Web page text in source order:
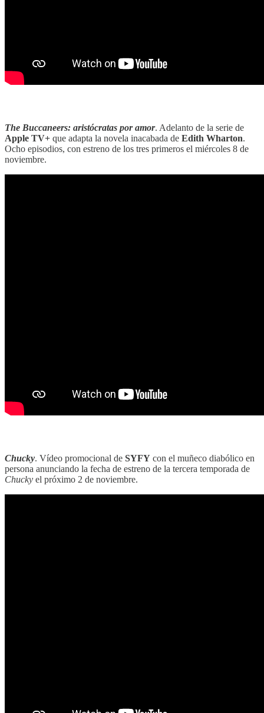
The Buccaneers: aristócratas por amor. Adelanto de la serie de
Apple TV+ que adapta la novela inacabada de Edith Wharton.
Ocho episodios, con estreno de los tres primeros el miércoles 8 de
noviembre.
Chucky. Vídeo promocional de SYFY con el muñeco diabólico en
persona anunciando la fecha de estreno de la tercera temporada de
Chucky el próximo 2 de noviembre.